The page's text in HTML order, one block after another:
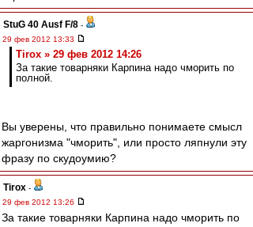
StuG 40 Ausf F/8 -
29 фев 2012 13:33
Tirox » 29 фев 2012 14:26
За такие товарняки Карпина надо чморить по
полной.
Вы уверены, что правильно понимаете смысл
жаргонизма "чморить", или просто ляпнули эту
фразу по скудоумию?
Tirox -
29 фев 2012 13:26
За такие товарняки Карпина надо чморить по